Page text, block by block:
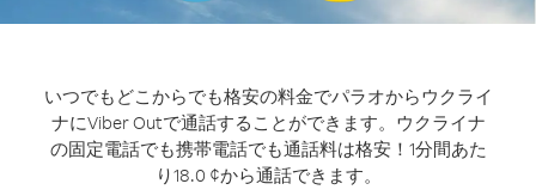
いつでもどこからでも格安の料金でパラオからウクライ
ナにViber Outで通話することができます。 ウクライナ
の固定電話でも携帯電話でも通話料は格安！1分間あた
り18.0 ¢から通話できます。